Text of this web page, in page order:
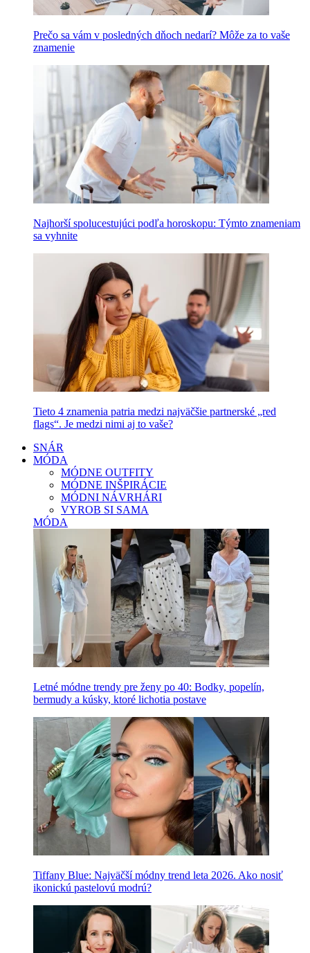
Prečo sa vám v posledných dňoch nedarí? Môže za to vaše
znamenie
Najhorší spolucestujúci podľa horoskopu: Týmto znameniam
sa vyhnite
Tieto 4 znamenia patria medzi najväčšie partnerské „red
flags“. Je medzi nimi aj to vaše?
SNÁR
MÓDA
MÓDNE OUTFITY
MÓDNE INŠPIRÁCIE
MÓDNI NÁVRHÁRI
VYROB SI SAMA
MÓDA
Letné módne trendy pre ženy po 40: Bodky, popelín,
bermudy a kúsky, ktoré lichotia postave
Tiffany Blue: Najväčší módny trend leta 2026. Ako nosiť
ikonickú pastelovú modrú?